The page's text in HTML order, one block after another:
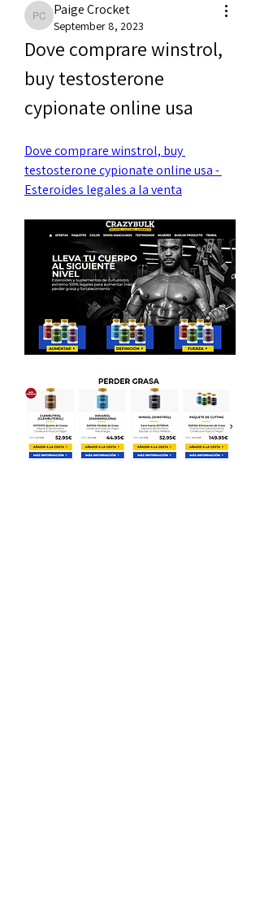
Paige Crocket
Paige Crocket
September 8, 2023
Dove comprare winstrol,
buy testosterone
cypionate online usa
Dove comprare winstrol, buy
testosterone cypionate online usa -
Esteroides legales a la venta